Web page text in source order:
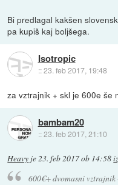
Bi predlagal kakšen
pa kupiš kaj boljšega.
Isotropic
::23. feb 2017, 19:48
za vztrajnik + skl je 600e še
bambam20
::23. feb 2017, 21:10
Heavy je23. feb 2017 ob 14:58
600€+ dvomasni vztrajnik